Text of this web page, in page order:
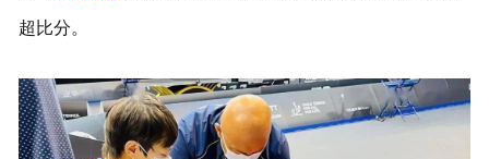
超比分。